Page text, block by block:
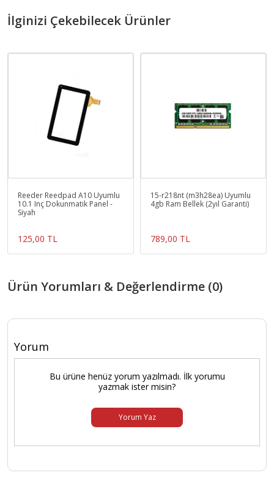
İlginizi Çekebilecek Ürünler
Reeder Reedpad A10 Uyumlu
10.1 Inç Dokunmatik Panel -
Siyah
125,00 TL
15-r218nt (m3h28ea) Uyumlu
4gb Ram Bellek (2yıl Garanti)
789,00 TL
Ürün Yorumları & Değerlendirme (0)
Yorum
Bu ürüne henüz yorum yazılmadı. İlk yorumu
yazmak ister misin?
Yorum Yaz